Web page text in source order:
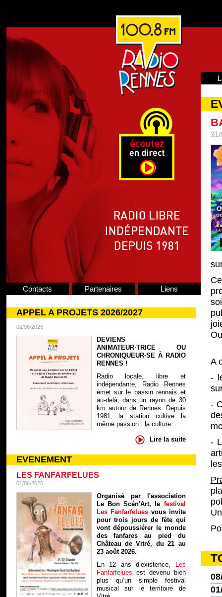
Contacts Partenaires Liens
APPEL A PROJETS 2026/2027
02/06/2026
DEVIENS
ANIMATEUR·TRICE OU
CHRONIQUEUR·SE À RADIO
RENNES !
Radio locale, libre et
indépendante, Radio Rennes
émet sur le bassin rennais et
au-delà, dans un rayon de 30
km autour de Rennes. Depuis
1981, la station cultive la
même passion : la culture...
Lire la suite
EVENEMENT
LES FANFARFELUES
01/06/2026
Organisé par l'association
Le Bon Scén'Art, le festival
Les Fanfarfelues vous invite
pour trois jours de fête qui
vont dépoussiérer le monde
des fanfares au pied du
Château de Vitré, du 21 au
23 août 2026.
En 12 ans d’existence, Les
Fanfarfelues est devenu bien
plus qu’un simple festival
musical sur le territoire de
31/
A
-
-
-